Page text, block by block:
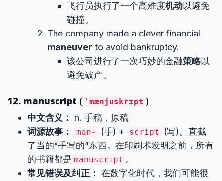
飞行员执行了一个高难度机动以避免
碰撞。
The company made a clever financial
maneuver to avoid bankruptcy.
该公司进行了一次巧妙的金融策略以
避免破产。
12. manuscript ( ˈmænjuskrɪpt )
中文含义：
n. 手稿，原稿
词源故事：
man- (手) + script
(写)。直截
了当的“手写的”东西。在印刷术发明之前，所有
的书籍都是 manuscript 。
常见错误及纠正： 在数字化时代，我们可能很